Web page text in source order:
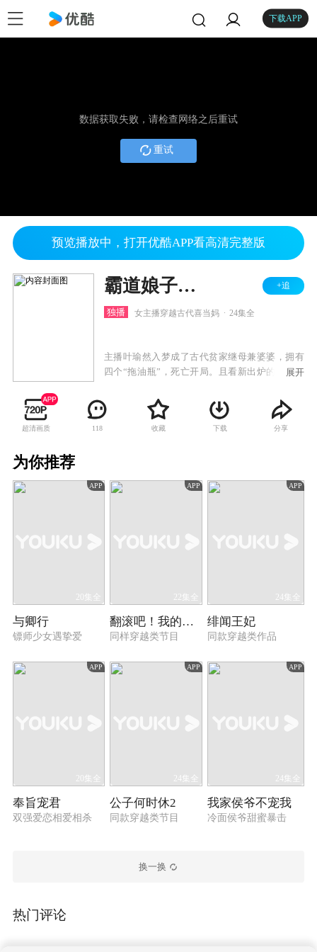
下载APP
数据获取失败，请检查网络之后重试
重试
预览播放中，打开优酷APP看高清完整版
霸道娘子请指教 +追
独播 女主播穿越古代喜当妈 24集全
主播叶瑜然入梦成了古代贫家继母兼婆婆，拥有
四个“拖油瓶”，死亡开局。且看新出炉的俏娘子
了一枚傲娇的“贵公子”。
展开
超清画质 118 收藏 下载 分享
为你推荐
APP
20集全
与卿行
镖师少女遇挚爱
APP
22集全
翻滚吧！我的大小姐
同样穿越类节目
APP
24集全
绯闻王妃
同款穿越类作品
APP
20集全
奉旨宠君
双强爱恋相爱相杀
APP
24集全
公子何时休2
同款穿越类节目
APP
24集全
我家侯爷不宠我
冷面侯爷甜蜜暴击
换一换
热门评论